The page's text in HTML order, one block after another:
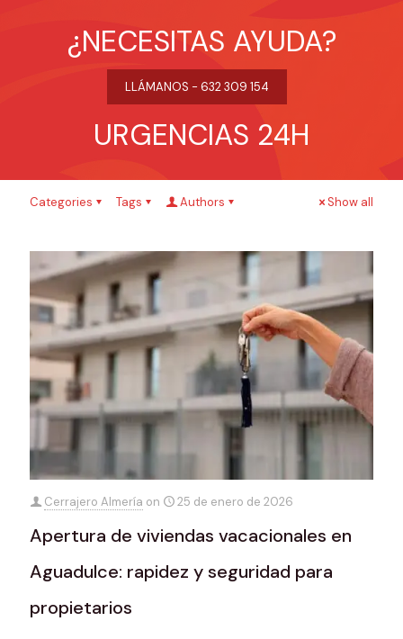
¿NECESITAS AYUDA?
LLÁMANOS - 632 309 154
URGENCIAS 24H
Categories Tags Authors Show all
Cerrajero Almería on 25 de enero de 2026
Apertura de viviendas vacacionales en
Aguadulce: rapidez y seguridad para
propietarios